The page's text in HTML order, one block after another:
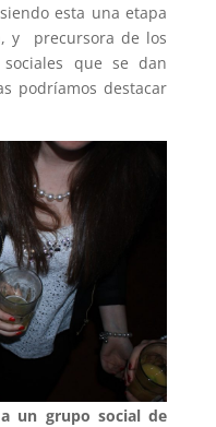
esta una etapa
y precursora de los
que se dan
podríamos destacar
un grupo social de